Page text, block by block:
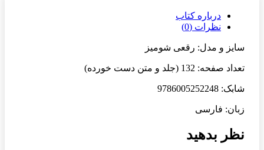
درباره کتاب
نظرات (0)
سایز و مدل: رقعی شومیز
تعداد صفحه: 132 (جلد و متن دست خورده)
شابک: 9786005252248
زبان: فارسی
نظر بدهید